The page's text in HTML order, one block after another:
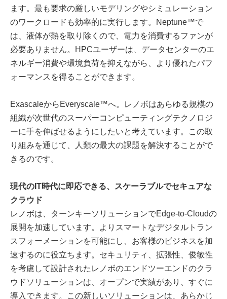
ます。最も要求の厳しいモデリングやシミュレーション
のワークロードも効率的に実行します。Neptune™で
は、液体が熱を取り除くので、電力を消費するファンが
必要ありません。HPCユーザーは、データセンターのエ
ネルギー消費や環境負荷を抑えながら、より優れたパフ
ォーマンスを得ることができます。
ExascaleからEveryscale™へ。レノボはあらゆる規模の
組織が次世代のスーパーコンピューティングテクノロジ
ーに手を伸ばせるようにしたいと考えています。この取
り組みを通じて、人類の最大の課題を解決することがで
きるのです。
現代のIT時代に 即応できる、
スケーラブルでセキュアな
クラウド
レノボは、ターンキーソリューションでEdge-to-Cloudの
展開を加速しています。よりスマートなデジタルトラン
スフォーメーションを可能にし、お客様のビジネスを加
速するのに役立ちます。セキュリティ、拡張性、俊敏性
を考慮して設計されたレノボのエンドツーエンドのクラ
ウドソリューションは、オープンで実績があり、すぐに
導入できます。この新しいソリューションは、あらかじ